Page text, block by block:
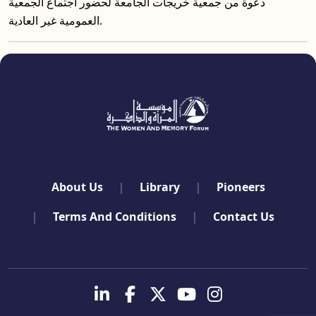
العمومية غير العادية.
quick links
About Us Library
Pioneers
Terms And Conditions
Contact Us
تابعنا